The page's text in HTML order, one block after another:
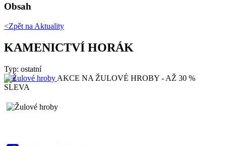
Obsah
<Zpět na Aktuality
KAMENICTVÍ HORÁK
Typ: ostatní
AKCE NA ŽULOVÉ HROBY - AŽ 30 %
SLEVA